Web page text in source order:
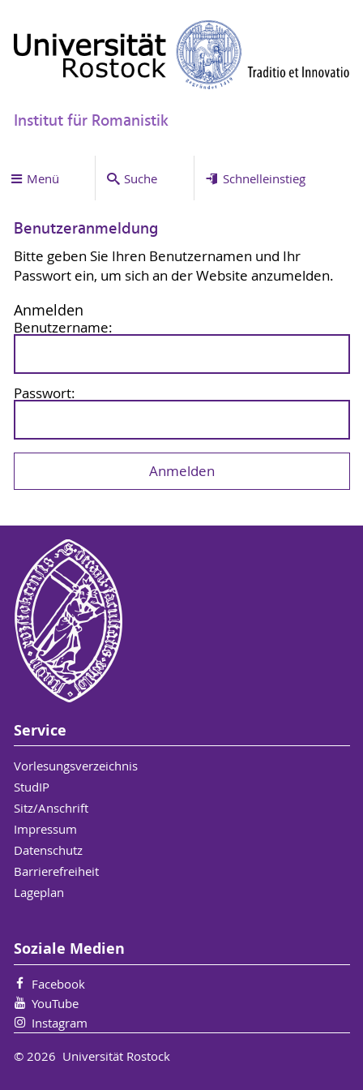
Institut für Romanistik
Menü Suche Schnelleinstieg
Benutzeranmeldung
Bitte geben Sie Ihren Benutzernamen und Ihr
Passwort ein, um sich an der Website anzumelden.
Anmelden
Benutzername:
Passwort:
Service
Vorlesungsverzeichnis
StudIP
Sitz/Anschrift
Impressum
Datenschutz
Barrierefreiheit
Lageplan
Soziale Medien
Facebook
YouTube
Instagram
© 2026 Universität Rostock